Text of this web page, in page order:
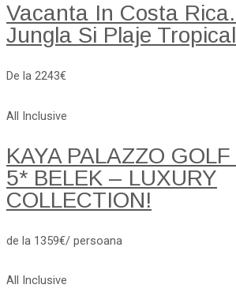
Vacanta In Costa
Jungla Si Plaje
De la 2243€
All Inclusive
KAYA PALAZZO
5* BELEK – LUXURY
COLLECTION!
de la 1359€/ persoana
All Inclusive